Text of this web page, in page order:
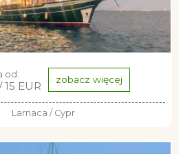
od:
15 EUR zobacz więcej
Larnaca / Cypr